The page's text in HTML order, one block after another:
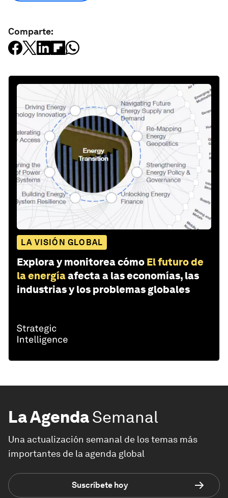
Comparte:
LA VISIÓN GLOBAL
Explora y monitorea cómo El futuro de
la energíaafecta a las economías, las
industrias y los problemas globales
La AgendaSemanal
Una actualización semanal de los temas más
importantes de la agenda global
Suscríbete hoy